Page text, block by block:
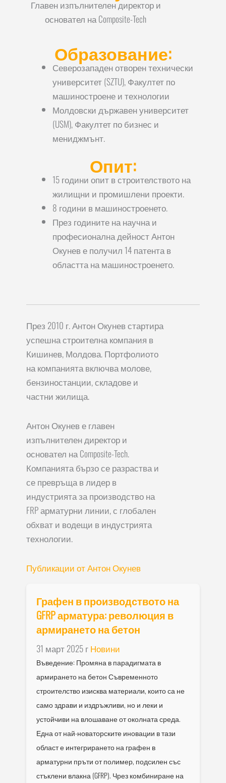
Главен изпълнителен директор и
основател на Composite-Tech
Образование:
Северозападен отворен технически
университет (SZTU), Факултет по
машиностроене и технологии
Молдовски държавен университет
(USM), Факултет по бизнес и
мениджмънт.
Опит:
15 години опит в строителството на
жилищни и промишлени проекти.
8 години в машиностроенето.
През годините на научна и
професионална дейност Антон
Окунев е получил 14 патента в
областта на машиностроенето.
През 2010 г. Антон Окунев стартира
успешна строителна компания в
Кишинев, Молдова. Портфолиото
на компанията включва молове,
бензиностанции, складове и
частни жилища.
Антон Окунев е главен
изпълнителен директор и
основател на Composite-Tech.
Компанията бързо се разраства и
се превръща в лидер в
индустрията за производство на
FRP арматурни линии, с глобален
обхват и водещи в индустрията
технологии.
Публикации от Антон Окунев
Графен в производството на
GFRP арматура: революция в
армирането на бетон
31 март 2025 гНовини
Въведение: Промяна в парадигмата в
армирането на бетон Съвременното
строителство изисква материали, които са не
само здрави и издръжливи, но и леки и
устойчиви на влошаване от околната среда.
Една от най-новаторските иновации в тази
област е интегрирането на графен в
арматурни пръти от полимер, подсилен със
стъклени влакна (GFRP). Чрез комбиниране на